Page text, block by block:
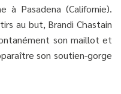
à Pasadena (Californie).
au but, Brandi Chastain
son maillot et
son soutien-gorge